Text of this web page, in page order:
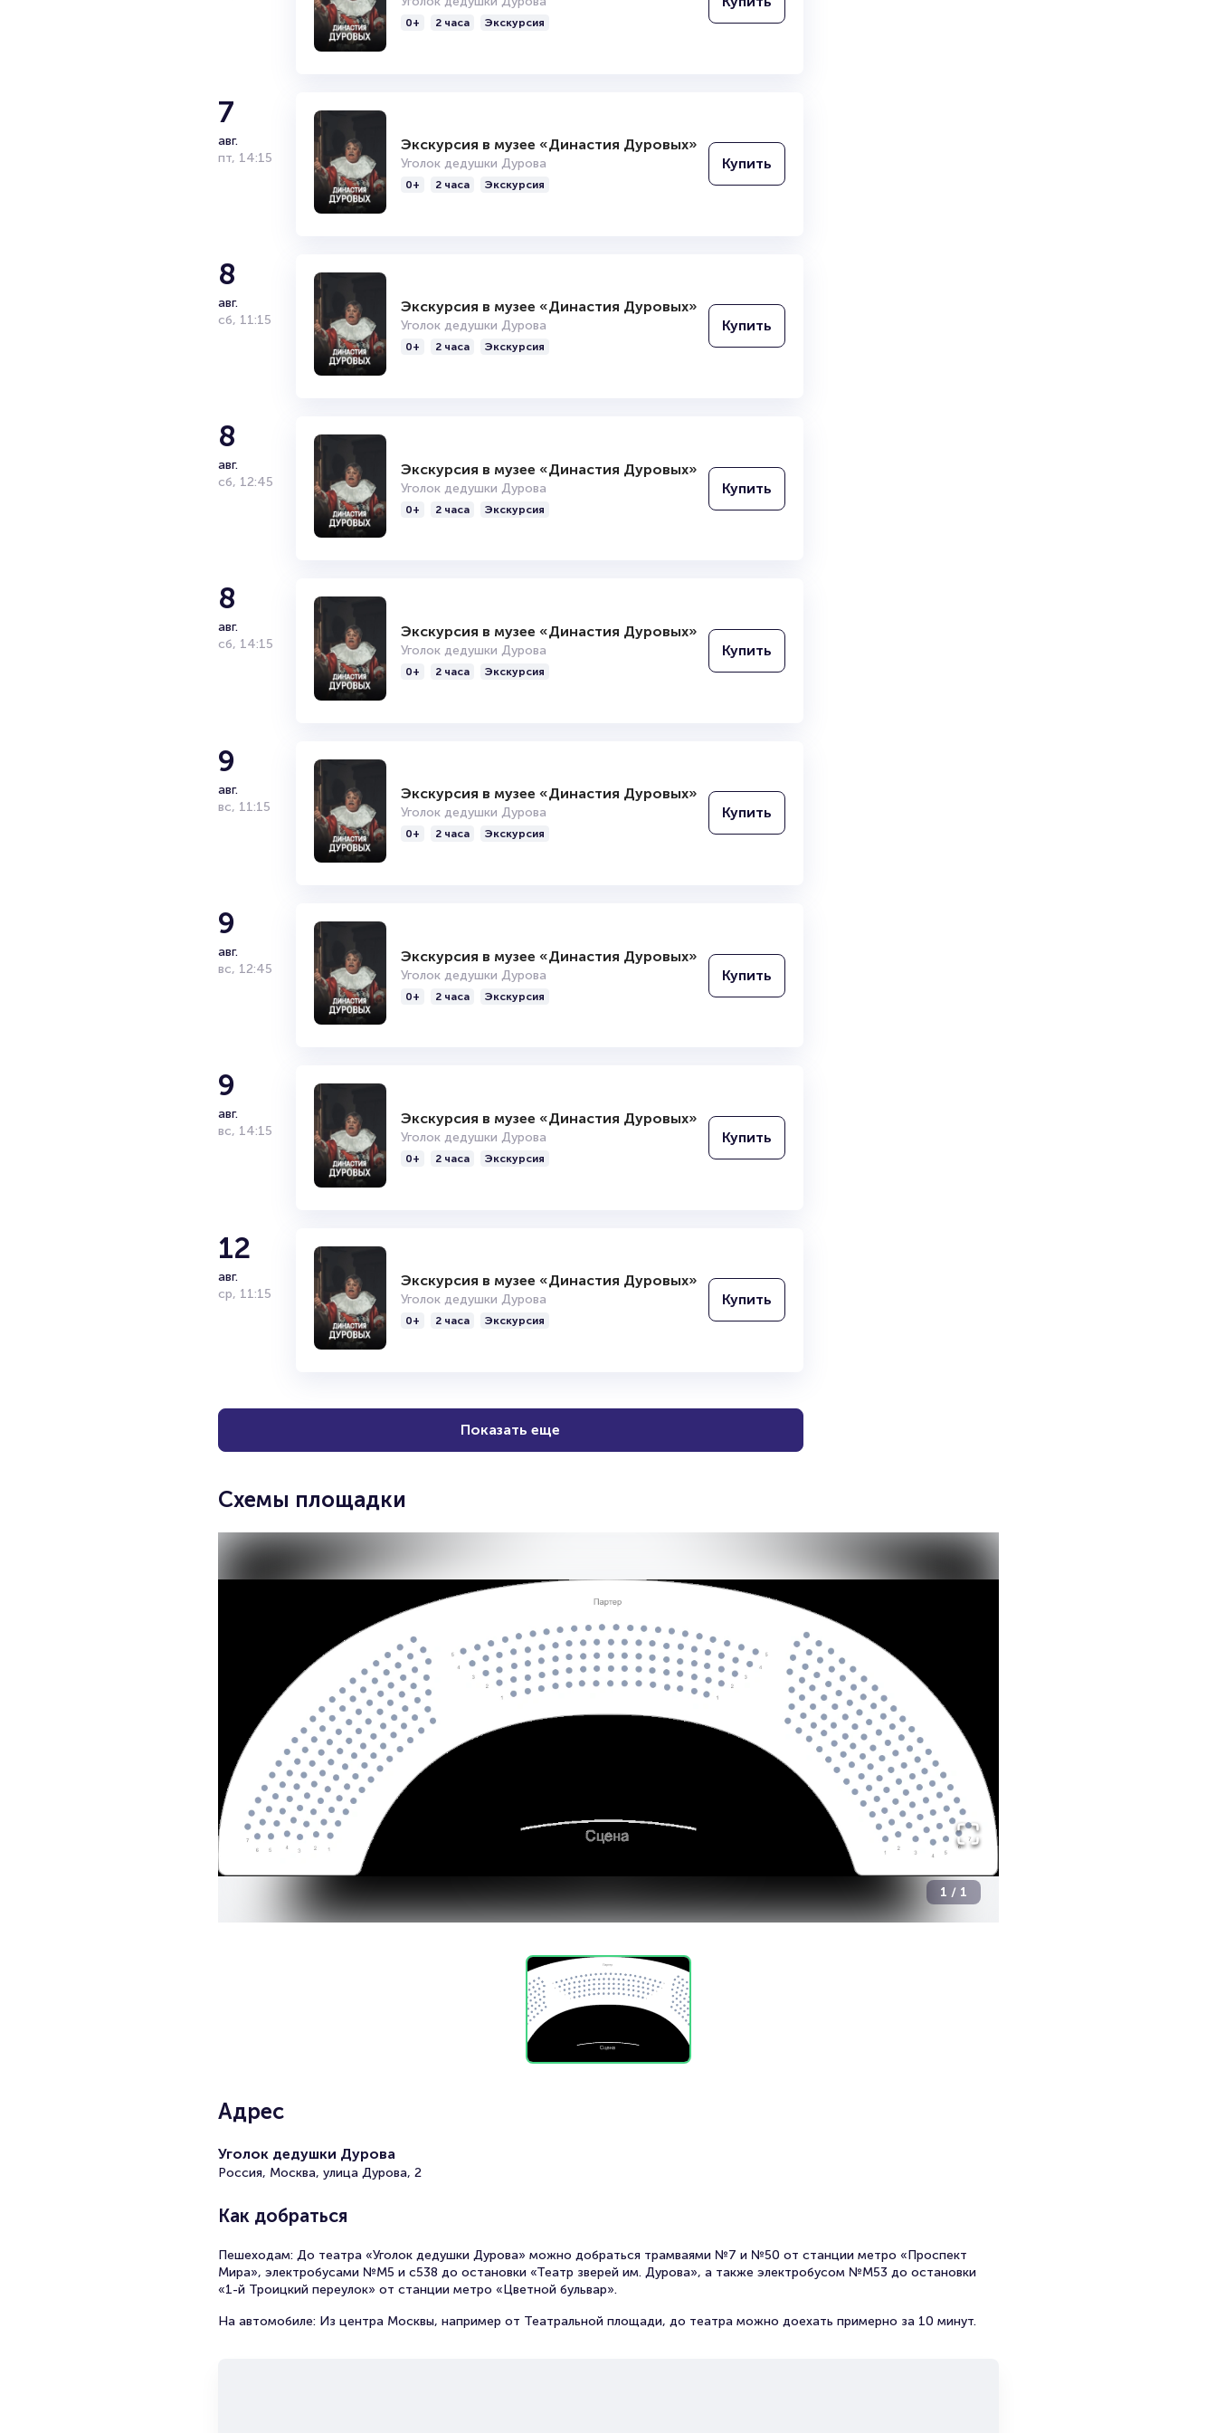
Адрес
Уголок дедушки Дурова
Россия, Москва, улица Дурова, 2
Как добраться
Пешеходам: До театра «Уголок дедушки Дурова» можно добраться трамваями №7 и №50 от станции метро «Проспект
Мира», электробусами №М5 и с538 до остановки «Театр зверей им. Дурова», а также электробусом №М53 до остановки
«1-й Троицкий переулок» от станции метро «Цветной бульвар».
На автомобиле: Из центра Москвы, например от Театральной площади, до театра можно доехать примерно за 10 минут.
0+ 2 часа Экскурсия
7
авг.
пт, 14:15
Экскурсия в музее «Династия Дуровых»
Уголок дедушки Дурова
0+ 2 часа Экскурсия
Купить
8
авг.
сб, 11:15
Экскурсия в музее «Династия Дуровых»
Уголок дедушки Дурова
0+ 2 часа Экскурсия
Купить
8
авг.
сб, 12:45
Экскурсия в музее «Династия Дуровых»
Уголок дедушки Дурова
0+ 2 часа Экскурсия
Купить
8
авг.
сб, 14:15
Экскурсия в музее «Династия Дуровых»
Уголок дедушки Дурова
0+ 2 часа Экскурсия
Купить
9
авг.
вс, 11:15
Экскурсия в музее «Династия Дуровых»
Уголок дедушки Дурова
0+ 2 часа Экскурсия
Купить
9
авг.
вс, 12:45
Экскурсия в музее «Династия Дуровых»
Уголок дедушки Дурова
0+ 2 часа Экскурсия
Купить
9
авг.
вс, 14:15
Экскурсия в музее «Династия Дуровых»
Уголок дедушки Дурова
0+ 2 часа Экскурсия
Купить
12
авг.
ср, 11:15
Экскурсия в музее «Династия Дуровых»
Уголок дедушки Дурова
0+ 2 часа Экскурсия
Купить
Показать еще
Схемы площадки
1 / 1